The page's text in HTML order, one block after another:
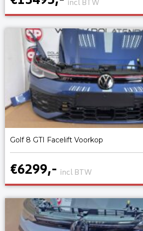
incl BTW
Golf 8 GTI Facelift Voorkop
€6299,- incl BTW